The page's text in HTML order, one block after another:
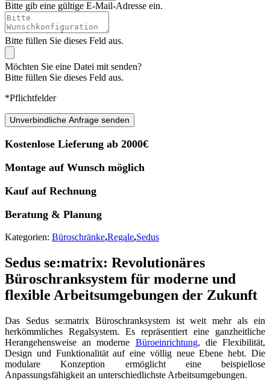
Bitte gib eine gültige E-Mail-Adresse ein.
Bitte füllen Sie dieses Feld aus.
Möchten Sie eine Datei mit senden?
Bitte füllen Sie dieses Feld aus.
*Pflichtfelder
Unverbindliche Anfrage senden
Kostenlose Lieferung ab 2000€
Montage auf Wunsch möglich
Kauf auf Rechnung
Beratung & Planung
Kategorien: Büroschränke,Regale,Sedus
Sedus se:matrix: Revolutionäres
Büroschranksystem für moderne und
flexible Arbeitsumgebungen der Zukunft
Das Sedus se:matrix Büroschranksystem ist weit mehr als ein
herkömmliches Regalsystem. Es repräsentiert eine ganzheitliche
Herangehensweise an moderne Büroeinrichtung, die Flexibilität,
Design und Funktionalität auf eine völlig neue Ebene hebt. Die
modulare Konzeption ermöglicht eine beispiellose
Anpassungsfähigkeit an unterschiedlichste Arbeitsumgebungen.